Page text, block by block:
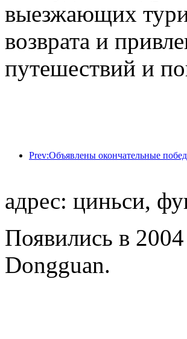
выезжающих
возврата и
путешествий и
адрес: циньси,
Появились в
Dongguan.